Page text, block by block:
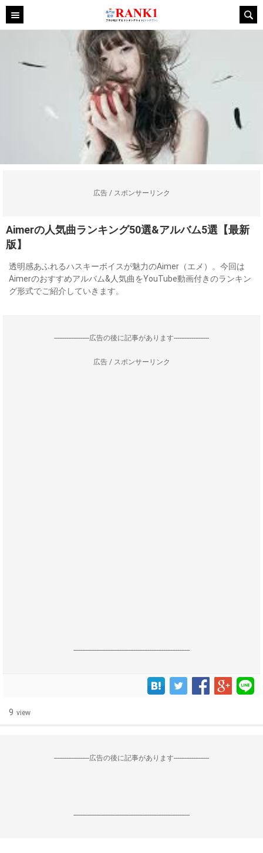
広告 / スポンサーリンク
Aimerの人気曲ランキング50選&アルバム5選【最新
版】
透明感あふれるハスキーボイスが魅力のAimer（エメ）。今回は
Aimerのおすすめアルバム&人気曲をYouTube動画付きのランキン
グ形式でご紹介していきます。
--------------------広告の後に記事があります--------------------
広告 / スポンサーリンク
------------------------------------------------------------------
9 view
--------------------広告の後に記事があります--------------------
------------------------------------------------------------------